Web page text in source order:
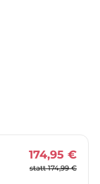
174,95 €
statt 174,99 €